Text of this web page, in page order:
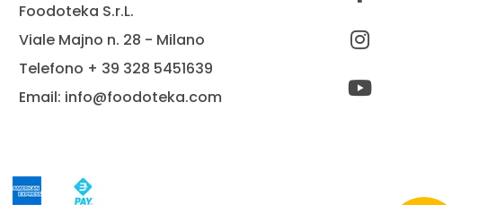
Foodoteka S.r.L.
Viale Majno n. 28 - Milano
Telefono + 39 328 5451639
Email: info@foodoteka.com